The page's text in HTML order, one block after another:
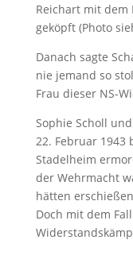
Reichart mit dem
geköpft (Photo
Danach sagte
nie jemand so
Frau dieser NS-
Sophie Scholl
22. Februar
Stadelheim
der Wehrmacht
hätten
Doch mit dem